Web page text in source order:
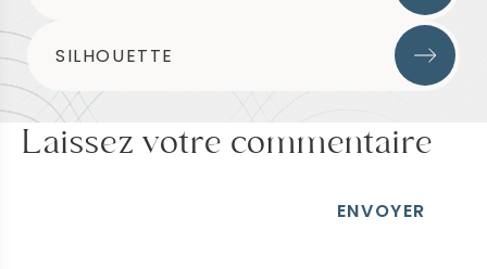
SILHOUETTE
Laissez votre commentaire
ENVOYER